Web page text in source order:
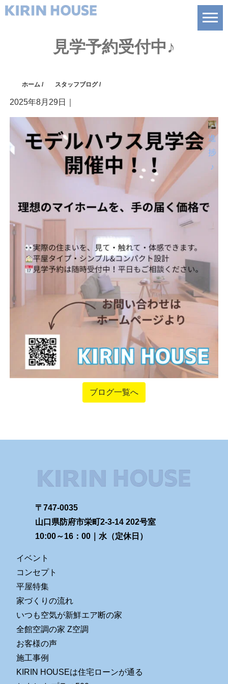
見学予約受付中♪
ホーム / スタッフブログ/
2025年8月29日
進
捗
♪
ブログ一覧へ
〒747-0035
山口県防府市栄町2-3-14 202号室
10:00～16：00｜水（定休日）
イベント
コンセプト
平屋特集
家づくりの流れ
いつも空気が新鮮エア断の家
全館空調の家 Z空調
お客様の声
施工事例
KIRIN HOUSEは住宅ローンが通る